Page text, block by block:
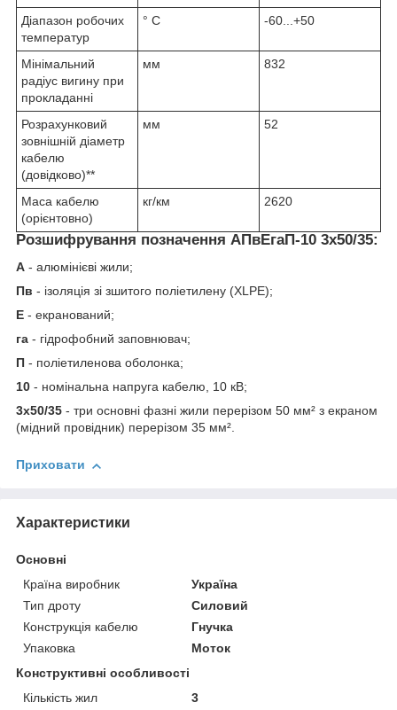
Діапазон робочих
температур
° С -60...+50
Мінімальний
радіус вигину при
прокладанні
мм 832
Розрахунковий
зовнішній діаметр
кабелю
(довідково)**
мм 52
Маса кабелю
(орієнтовно)
кг/км 2620
Розшифрування позначення АПвЕгаП‑10 3х50/35:
А - алюмінієві жили;
Пв - ізоляція зі зшитого поліетилену (XLPE);
Е - екранований;
га - гідрофобний заповнювач;
П - поліетиленова оболонка;
10 - номінальна напруга кабелю, 10 кВ;
3х50/35 - три основні фазні жили перерізом 50 мм² з екраном
(мідний провідник) перерізом 35 мм².
Приховати
Характеристики
Основні
Країна виробник
Україна
Тип дроту
Силовий
Конструкція кабелю
Гнучка
Упаковка
Моток
Конструктивні особливості
Кількість жил
3